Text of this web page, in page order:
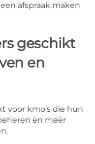
afspraak maken
geschikt
en
voor kmo’s die hun
en meer